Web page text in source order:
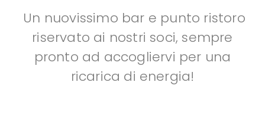
Un nuovissimo bar e punto ristoro
riservato ai nostri soci, sempre
pronto ad accogliervi per una
ricarica di energia!